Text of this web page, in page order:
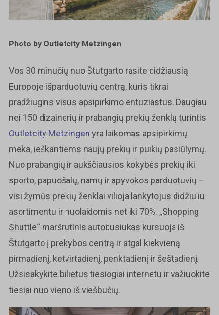
Photo by Outletcity Metzingen
Vos 30 minučių nuo Štutgarto rasite didžiausią
Europoje išparduotuvių centrą, kuris tikrai
pradžiugins visus apsipirkimo entuziastus. Daugiau
nei 150 dizainerių ir prabangių prekių ženklų turintis
Outletcity Metzingen yra laikomas apsipirkimų
meka, ieškantiems naujų prekių ir puikių pasiūlymų.
Nuo prabangių ir aukščiausios kokybės prekių iki
sporto, papuošalų, namų ir apyvokos parduotuvių –
visi žymūs prekių ženklai vilioja lankytojus didžiuliu
asortimentu ir nuolaidomis net iki 70%. „Shopping
Shuttle“ maršrutinis autobusiukas kursuoja iš
Štutgarto į prekybos centrą ir atgal kiekvieną
pirmadienį, ketvirtadienį, penktadienį ir šeštadienį.
Užsisakykite bilietus tiesiogiai internetu ir važiuokite
tiesiai nuo vieno iš viešbučių.